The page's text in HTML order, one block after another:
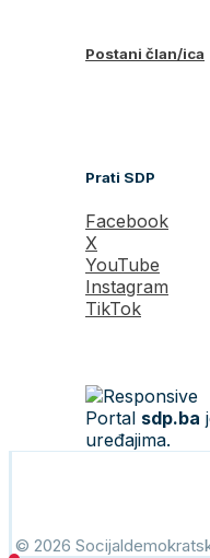
Postani član/ica
Prati SDP
Facebook
X
YouTube
Instagram
TikTok
Portal sdp.ba
uređajima.
© 2026